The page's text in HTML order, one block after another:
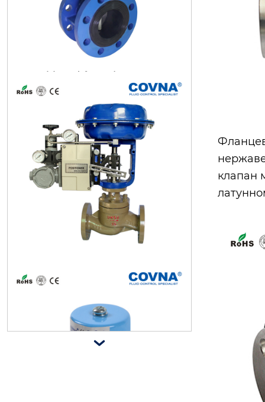
covna hk59-d-f двухфланцевый пн
евматический приводной клапан-
бабочка
covna паровой пневматический р
егулирующий клапан 4 20ма

клапан